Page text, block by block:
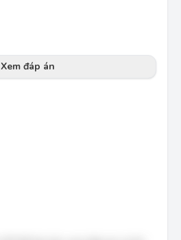
Xem đáp án